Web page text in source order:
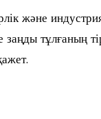
және
заңды тұлғаның